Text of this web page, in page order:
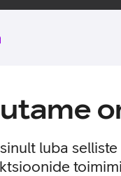
luba